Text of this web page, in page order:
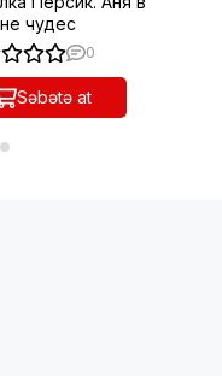
чудес
0
Səbətə at